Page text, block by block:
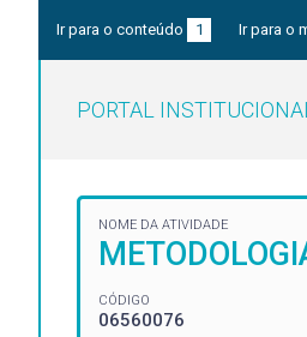
Ir para o conteúdo 1 Ir para o
PORTAL INSTITUCIONAL
NOME DA ATIVIDADE
CÓDIGO
06560076